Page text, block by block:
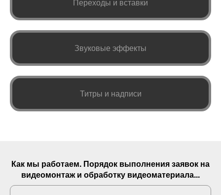
Звуковые эффекты
Титры и надписи
Как мы работаем. Порядок выполнениязаявок на
видеомонтаж и обработку видеоматериала...